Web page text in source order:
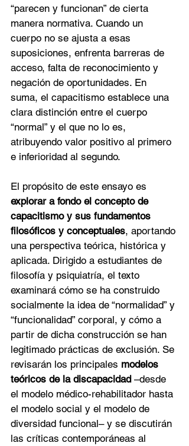
“parecen y funcionan” de cierta
manera normativa. Cuando un
cuerpo no se ajusta a esas
suposiciones, enfrenta barreras de
acceso, falta de reconocimiento y
negación de oportunidades. En
suma, el capacitismo establece una
clara distinción entre el cuerpo
“normal” y el que no lo es,
atribuyendo valor positivo al primero
e inferioridad al segundo.
El propósito de este ensayo es
explorar a fondo el concepto de
capacitismo y sus fundamentos
filosóficos y conceptuales, aportando
una perspectiva teórica, histórica y
aplicada. Dirigido a estudiantes de
filosofía y psiquiatría, el texto
examinará cómo se ha construido
socialmente la idea de “normalidad” y
“funcionalidad” corporal, y cómo a
partir de dicha construcción se han
legitimado prácticas de exclusión. Se
revisarán los principales modelos
teóricos de la discapacidad –desde
el modelo médico-rehabilitador hasta
el modelo social y el modelo de
diversidad funcional– y se discutirán
las críticas contemporáneas al